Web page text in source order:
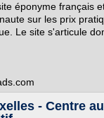
éponyme français
sur les prix
Le site s'articule
- Centre